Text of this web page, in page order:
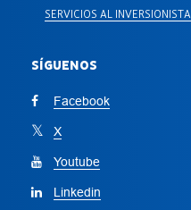
SERVICIOS AL INVERSIONISTA
SÍGUENOS
Facebook
X
Youtube
Linkedin